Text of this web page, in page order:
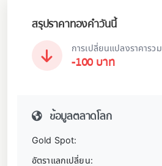
สรุปราคาทองคำวันนี้
การเปลี่ยนแปลงราคารวม
-100 บาท
ข้อมูลตลาดโลก
Gold Spot:
อัตราแลกเปลี่ยน: